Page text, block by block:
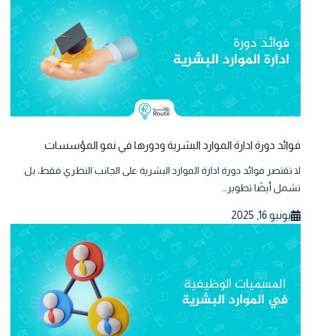
فوائد دورة ادارة الموارد البشرية ودورها في نمو المؤسسات
لا تقتصر فوائد دورة ادارة الموارد البشرية على الجانب النظري فقط، بل
تشمل أيضًا تطوير…
يونيو 16, 2025